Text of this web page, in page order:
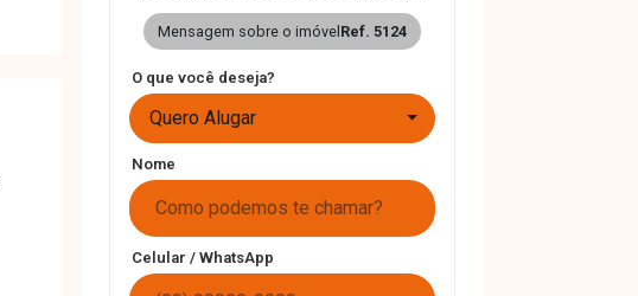
Mensagem sobre o imóvel Ref. 5124
O que você deseja?
Quero Alugar
Nome
Celular / WhatsApp